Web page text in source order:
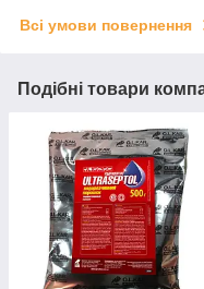
Всі умови повернення
Подібні товари